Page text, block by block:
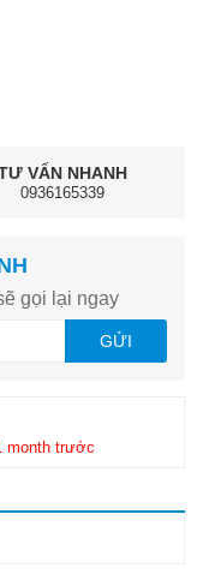
VẤN NHANH
0936165339
gọi lại ngay
GỬI